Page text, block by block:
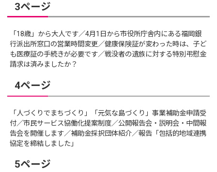
3ページ
「18歳」から大人です／4月1日から市役所庁舎内にある福岡銀
行派出所窓口の営業時間変更／健康保険証が変わった時は、子ど
も医療証の手続きが必要です／戦没者の遺族に対する特別弔慰金
請求は済みましたか？
4ページ
「人づくりでまちづくり」「元気な島づくり」事業補助金申請受
付／市民サービス協働化提案制度／公開報告会・説明会・中間報
告会を開催します／補助金採択団体紹介／報告「包括的地域連携
協定を締結しました」
5ページ